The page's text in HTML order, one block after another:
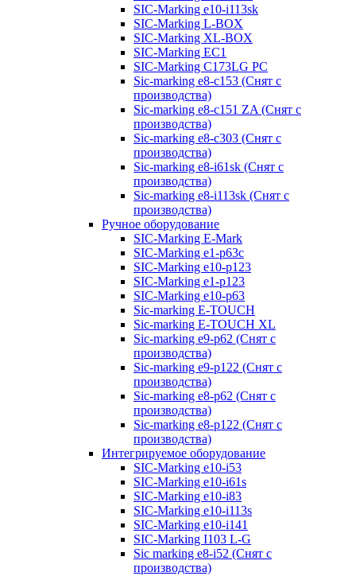
SIC-Marking e10-i113sk
SIC-Marking L-BOX
SIC-Marking XL-BOX
SIC-Marking EC1
SIC-Marking C173LG PC
Sic-marking e8-c153 (Снят с
производства)
Sic-marking e8-c151 ZA (Снят с
производства)
Sic-marking e8-c303 (Снят с
производства)
Sic-marking e8-i61sk (Снят с
производства)
Sic-marking e8-i113sk (Снят с
производства)
Ручное оборудование
SIC-Marking E-Mark
SIC-Marking e1-p63с
SIC-Marking e10-p123
SIC-Marking e1-p123
SIC-Marking e10-p63
Sic-marking E-TOUCH
Sic-marking E-TOUCH XL
Sic-marking e9-p62 (Снят с
производства)
Sic-marking e9-p122 (Снят с
производства)
Sic-marking e8-p62 (Снят с
производства)
Sic-marking e8-p122 (Снят с
производства)
Интегрируемое оборудование
SIC-Marking e10-i53
SIC-Marking e10-i61s
SIC-Marking e10-i83
SIC-Marking e10-i113s
SIC-Marking e10-i141
SIC-Marking I103 L-G
Sic marking e8-i52 (Снят с
производства)